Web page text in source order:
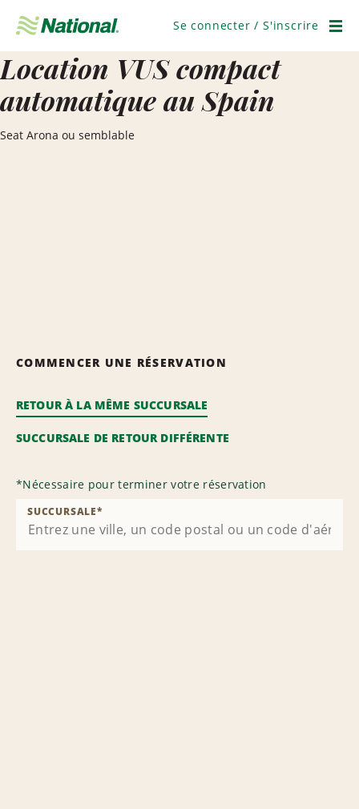
navigation
Se connecter / S'inscrire
Location VUS compact
automatique au Spain
Seat Arona ou semblable
COMMENCER UNE RÉSERVATION
RETOUR À LA MÊME SUCCURSALE
SUCCURSALE DE RETOUR DIFFÉRENTE
*Nécessaire pour terminer votre réservation
SUCCURSALE*